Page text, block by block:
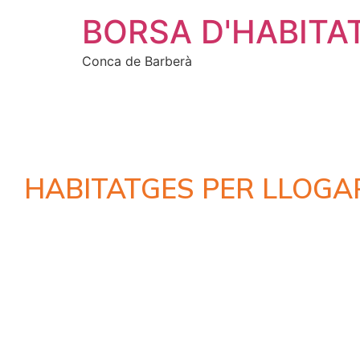
BORSA
Conca de Barberà
HABITATGES PER